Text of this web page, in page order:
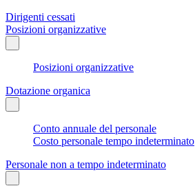
Dirigenti cessati
Posizioni organizzative
Posizioni organizzative
Dotazione organica
Conto annuale del personale
Costo personale tempo indeterminato
Personale non a tempo indeterminato